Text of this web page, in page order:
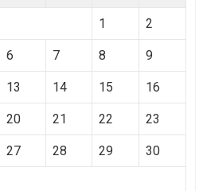
1 2
6 7 8 9
13 14 15 16
20 21 22 23
27 28 29 30